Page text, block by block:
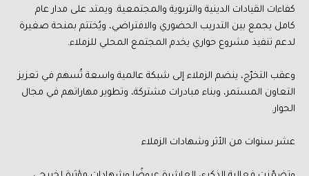
كفاءات القيادات الدينية والتربوية والمجتمعية. ويمتد على مدار عام
كامل يجمع بين التدريب الحضوري والافتراضي، ويُختتم بمنحة صغيرة
لدعم تنفيذ مشروع حواري يخدم المجتمع المحلي للزملاء.
وعقب التخرّج، ينضم الزملاء إلى شبكة عالمية واسعة تُسهم في تعزيز
التعاون المستمر، وبناء مبادرات مشتركة، وتطوير مهاراتهم في مجال
الحوار.
عشر سنوات من الأثر وشهادات الزملاء